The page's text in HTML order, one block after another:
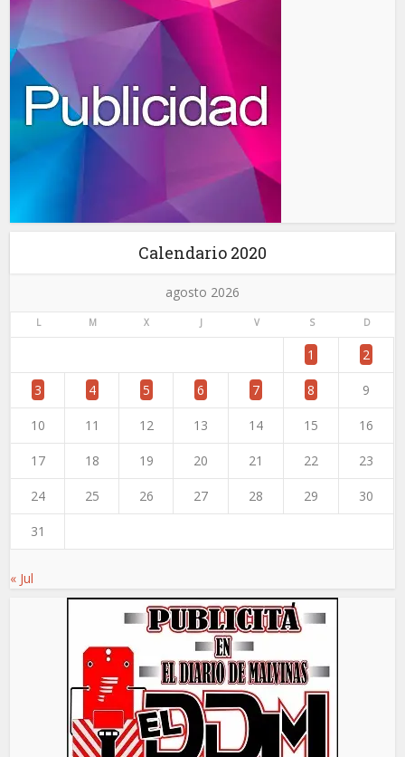
Calendario 2020
agosto 2026
L M X J V S D
1 2
3 4 5 6 7 8 9
10 11 12 13 14 15 16
17 18 19 20 21 22 23
24 25 26 27 28 29 30
31
« Jul